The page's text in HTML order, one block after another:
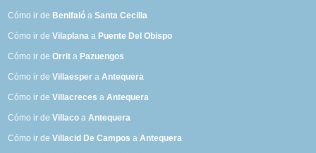
Cómo ir de Benifaió aSanta Cecilia
Cómo ir deVilaplana a Puente Del Obispo
Cómo ir deOrrit a Pazuengos
Cómo ir deVillaesper aAntequera
Cómo ir deVillacreces aAntequera
Cómo ir deVillaco aAntequera
Cómo ir deVillacid De Campos aAntequera